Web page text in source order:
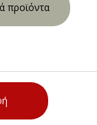
προϊόντα